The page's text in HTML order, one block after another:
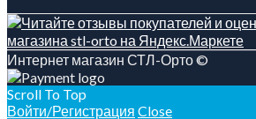
Интернет магазин СТЛ-Орто ©
Scroll To Top
Войти/Регистрация Close